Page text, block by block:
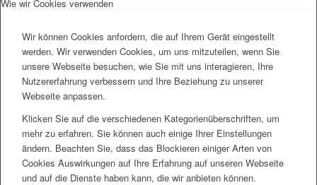
Wie wir Cookies verwenden
Wir können Cookies anfordern, die auf Ihrem Gerät eingestellt
werden. Wir verwenden Cookies, um uns mitzuteilen, wenn Sie
unsere Webseite besuchen, wie Sie mit uns interagieren, Ihre
Nutzererfahrung verbessern und Ihre Beziehung zu unserer
Webseite anpassen.
Klicken Sie auf die verschiedenen Kategorienüberschriften, um
mehr zu erfahren. Sie können auch einige Ihrer Einstellungen
ändern. Beachten Sie, dass das Blockieren einiger Arten von
Cookies Auswirkungen auf Ihre Erfahrung auf unseren Webseite
und auf die Dienste haben kann, die wir anbieten können.